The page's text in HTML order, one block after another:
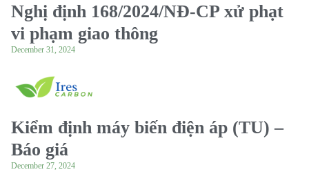
Nghị định 168/2024/NĐ-CP xử phạt
vi phạm giao thông
December 31, 2024
Kiểm định máy biến điện áp (TU) –
Báo giá
December 27, 2024